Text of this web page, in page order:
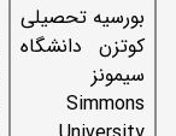
بورسیه تحصیلی
کوتزن دانشگاه
سیمونز
Simmons